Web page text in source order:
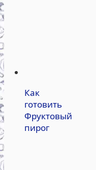
Как
готовить
Фруктовый
пирог